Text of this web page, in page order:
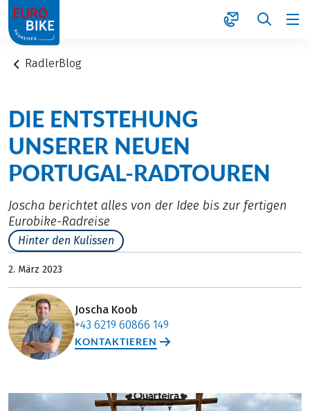
1
RadlerBlog
DIE ENTSTEHUNG
UNSERER NEUEN
PORTUGAL-RADTOUREN
Joscha berichtet alles von der Idee bis zur fertigen
Eurobike-Radreise
Hinter den Kulissen
2. März 2023
Joscha Koob
+43 6219 60866 149
KONTAKTIEREN